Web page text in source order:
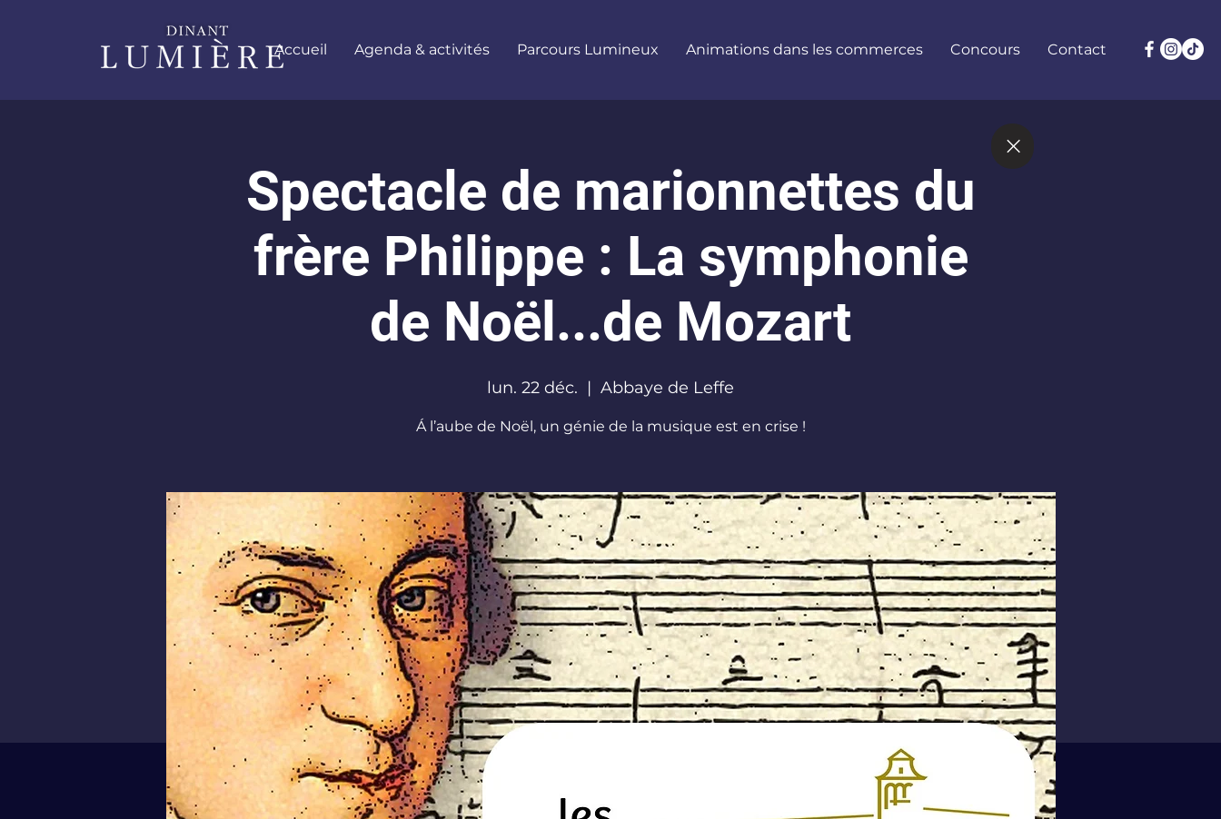
Accueil Agenda & activités Parcours Lumineux Animations dans les commerces Concours Contact
Spectacle de marionnettes du
frère Philippe : La symphonie
de Noël...de Mozart
lun. 22 déc.
  |
Abbaye de Leffe
Á l’aube de Noël, un génie de la musique est en crise !